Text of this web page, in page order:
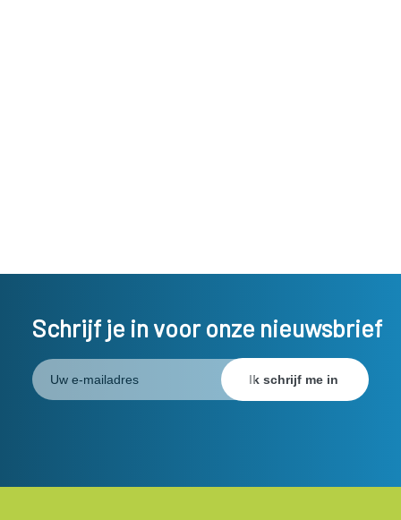
Schrijf je in voor onze nieuwsbrief